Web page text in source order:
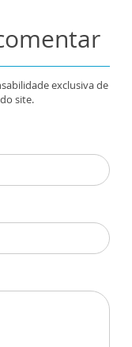
exclusiva de
site.